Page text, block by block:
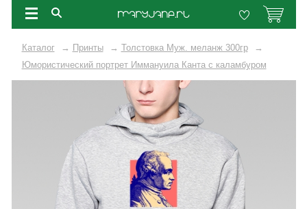
Каталог → Принты → Толстовка Муж. меланж 300гр
→
Юмористический портрет Иммануила Канта с каламбуром